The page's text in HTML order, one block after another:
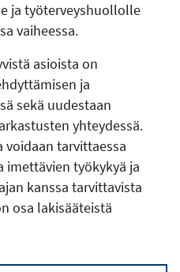
ja työterveyshuollolle
vaiheessa.
asioista on
ja
sekä uudestaan
yhteydessä.
voidaan tarvittaessa
imettävien työkykyä ja
kanssa tarvittavista
osa lakisääteistä